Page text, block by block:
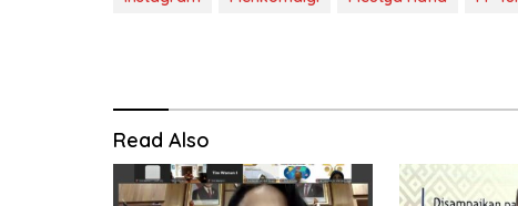
Read Also